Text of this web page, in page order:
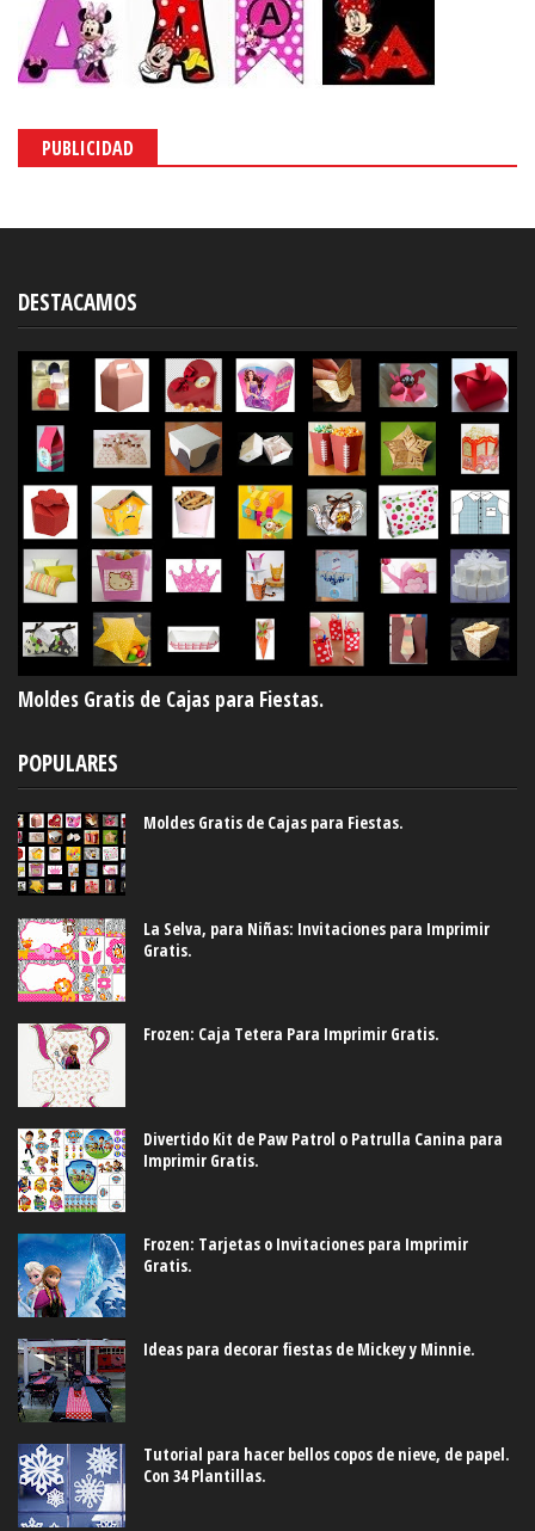
PUBLICIDAD
DESTACAMOS
Moldes Gratis de Cajas para Fiestas.
POPULARES
Moldes Gratis de Cajas para Fiestas.
La Selva, para Niñas: Invitaciones para Imprimir
Gratis.
Frozen: Caja Tetera Para Imprimir Gratis.
Divertido Kit de Paw Patrol o Patrulla Canina para
Imprimir Gratis.
Frozen: Tarjetas o Invitaciones para Imprimir
Gratis.
Ideas para decorar fiestas de Mickey y Minnie.
Tutorial para hacer bellos copos de nieve, de papel.
Con 34 Plantillas.